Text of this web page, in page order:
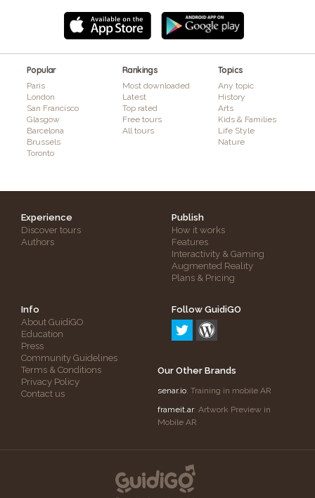
Popular
Paris
London
San Francisco
Glasgow
Barcelona
Brussels
Toronto
Rankings
Most downloaded
Latest
Top rated
Free tours
All tours
Topics
Any topic
History
Arts
Kids & Families
Life Style
Nature
Experience
Discover tours
Authors
Publish
How it works
Features
Interactivity & Gaming
Augmented Reality
Plans & Pricing
Info
About GuidiGO
Education
Press
Community Guidelines
Terms & Conditions
Privacy Policy
Contact us
Follow GuidiGO
Our Other Brands
senar.io: Training in mobile AR
frameit.ar: Artwork Preview in
Mobile AR